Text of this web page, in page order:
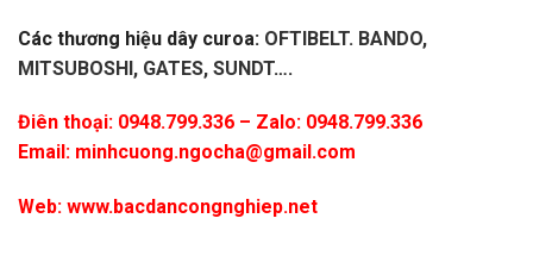
Các thương hiệu dây curoa: OFTIBELT. BANDO,
MITSUBOSHI, GATES, SUNDT….
Điên thoại: 0948.799.336 – Zalo: 0948.799.336
Email: minhcuong.ngocha@gmail.com
Web: www.bacdancongnghiep.net